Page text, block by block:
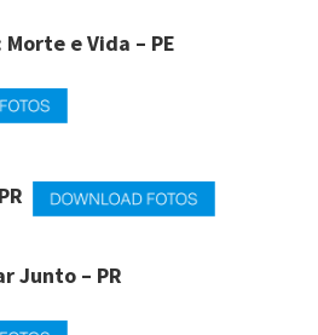
Morte e Vida – PE
Junto – PR